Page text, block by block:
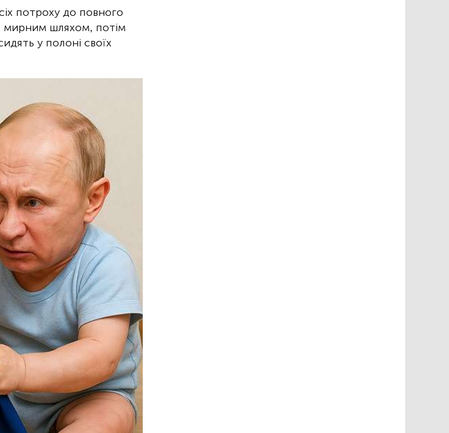
потроху до повного
мирним шляхом, потім
у полоні своїх